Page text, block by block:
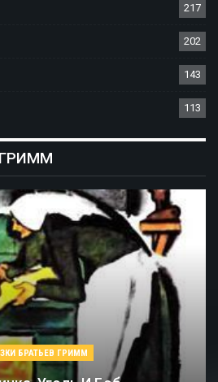
217
202
143
113
БРАТЬЕВ ГРИММ